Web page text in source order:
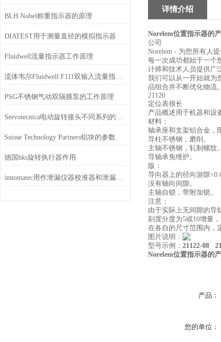
BLH Nobel称重指示器的原理
DIATEST用于测量直径的模拟指示器
Fluidwell流量指示器工作原理
流体韦尔Fluidwell F111双输入流量指示器的特征
PSG不锈钢气动双隔膜泵的工作原理
Servotecnica电动旋转接头不同系列的特点
Suisse Technology Partners铝块的参数
德国hks旋转执行器作用
innomatec用作泄漏仪器校准器和泄漏模拟器
详情介绍
Norelem位置指示器的
公司
Norelem - 为您所有人
每一次成功都始于一个
计师和技术人员提供广
我们可以从一开始就为
品组合并不断优化物流
21120
定位表很长
产品概述用于机器和设
材料：
轴承座和支架铝合金，
导柱不锈钢，磨削。
主轴不锈钢，轧制螺纹
导轴承免维护。
版：
导向器上的径向游隙
没有轴向间隙。
主轴自锁，带附加锁。
注意：
由于实际上无间隙的导
刻度分度为5或10增量
在各自的尺寸范围内，
图片说明：
型号示例： 21122-08
Norelem位置指示器的
产品：
您的单位：